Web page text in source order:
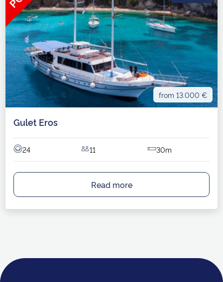
from 13.000 €
Gulet Eros
24 11 30m
Read more